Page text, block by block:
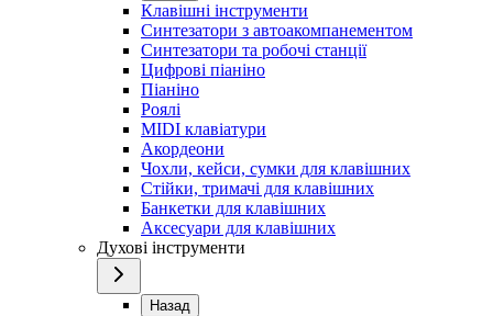
Клавішні інструменти
Синтезатори з автоакомпанементом
Синтезатори та робочі станції
Цифрові піаніно
Піаніно
Роялі
MIDI клавіатури
Акордеони
Чохли, кейси, сумки для клавішних
Стійки, тримачі для клавішних
Банкетки для клавішних
Аксесуари для клавішних
Духові інструменти
Назад